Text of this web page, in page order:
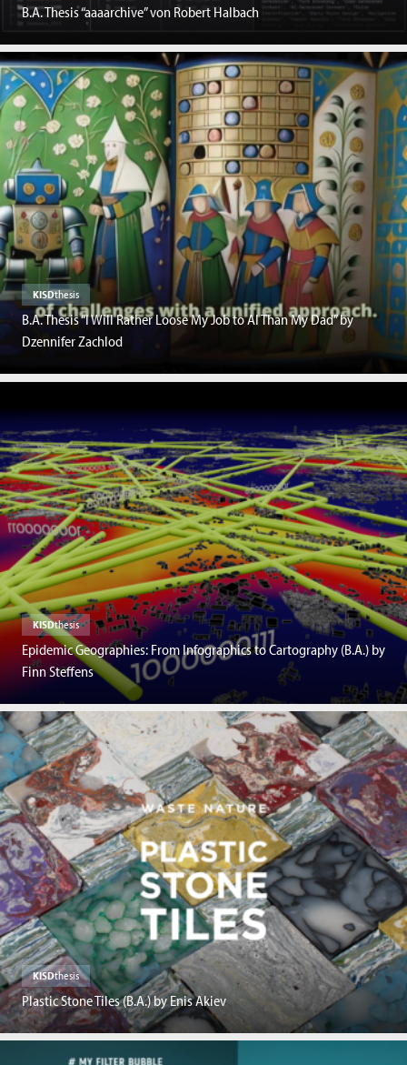
B.A. Thesis “aaaarchive” von Robert Halbach
KISDthesis
B.A. Thesis “I Will Rather Loose My Job to AI Than My Dad” by
Dzennifer Zachlod
KISDthesis
Epidemic Geographies: From Infographics to Cartography (B.A.) by
Finn Steffens
KISDthesis
Plastic Stone Tiles (B.A.) by Enis Akiev